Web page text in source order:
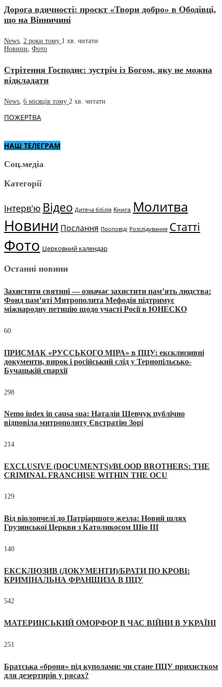
Дорога вдячності: проєкт «Твори добро» в Ободівці,
що на Вінничині
News 2 роки тому 1 хв. читати
Новини Фото
Стрітення Господнє: зустріч із Богом, яку не можна
відкладати
News 6 місяців тому 2 хв. читати
ПОЖЕРТВА
НАШ ТЕЛЕГРАМ
Соц.медіа
Категорії
Інтерв'ю Відео Дитяча біблія Книга Молитва
Новини Послання Проповіді Розслідування Статті
Фото Церковний календар
Останні новини
Захистити святині — означає захистити пам’ять людства:
Фонд пам’яті Митрополита Мефодія підтримує
міжнародну петицію щодо участі Росії в ЮНЕСКО
60
ПРИСМАК «РУССЬКОГО МІРА» в ПЦУ: ексклюзивні
документи, вирок і російський слід у Тернопільсько-
Бучацькій єпархії
298
Nemo iudex in causa sua: Наталія Шевчук публічно
відповіла митрополиту Євстратію Зорі
214
EXCLUSIVE (DOCUMENTS)/BLOOD BROTHERS: THE
CRIMINAL FRANCHISE WITHIN THE OCU
129
Від віолончелі до Патріаршого жезла: Новий шлях
Грузинської Церкви з Католикосом Шіо III
140
ЕКСКЛЮЗИВ (ДОКУМЕНТИ)/БРАТИ ПО КРОВІ:
КРИМІНАЛЬНА ФРАНШИЗА В ПЦУ
542
МАТЕРИНСЬКИЙ ОМОРФОР В ЧАС ВІЙНИ В УКРАЇНІ
251
Братська «броня» під куполами: чи стане ПЦУ прихистком
для дезертирів у рясах?